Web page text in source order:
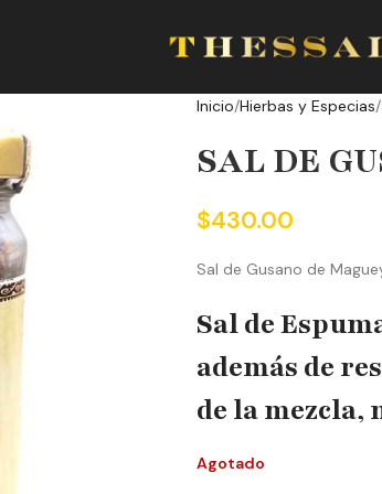
Inicio Hierbas y Especias
SAL DE
$430.00
Sal de Gusano de
Sal de
además de
de la
Agotado